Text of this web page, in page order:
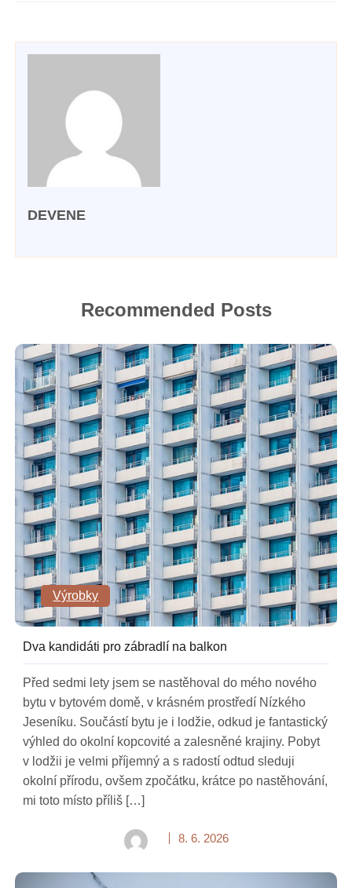
DEVENE
Recommended Posts
Výrobky
Dva kandidáti pro zábradlí na balkon
Před sedmi lety jsem se nastěhoval do mého nového
bytu v bytovém domě, v krásném prostředí Nízkého
Jeseníku. Součástí bytu je i lodžie, odkud je fantastický
výhled do okolní kopcovité a zalesněné krajiny. Pobyt
v lodžii je velmi příjemný a s radostí odtud sleduji
okolní přírodu, ovšem zpočátku, krátce po nastěhování,
mi toto místo příliš […]
8. 6. 2026